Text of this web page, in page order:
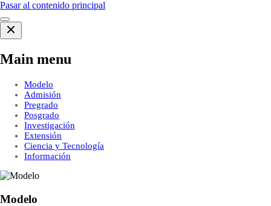
Pasar al contenido principal
Main menu
Modelo
Admisión
Pregrado
Posgrado
Investigación
Extensión
Ciencia y Tecnología
Información
Modelo